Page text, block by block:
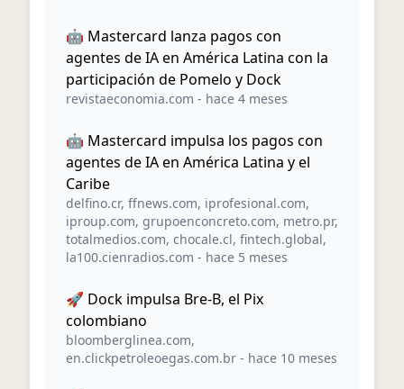
🤖 Mastercard lanza pagos con
agentes de IA en América Latina con la
participación de Pomelo y Dock
revistaeconomia.com - hace 4 meses
🤖 Mastercard impulsa los pagos con
agentes de IA en América Latina y el
Caribe
delfino.cr, ffnews.com, iprofesional.com,
iproup.com, grupoenconcreto.com, metro.pr,
totalmedios.com, chocale.cl, fintech.global,
la100.cienradios.com - hace 5 meses
🚀 Dock impulsa Bre-B, el Pix
colombiano
bloomberglinea.com,
en.clickpetroleoegas.com.br - hace 10 meses